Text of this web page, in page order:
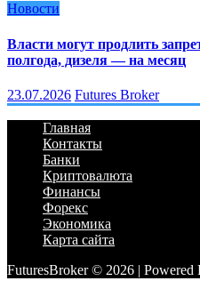
Новости
Власти могут продлить
полгода, дизеля — на месяц
23.07.2026 Futures Broker
Главная
Контакты
Банки
Криптовалюта
Финансы
Форекс
Экономика
Карта сайта
FuturesBroker © 2026 | Powered